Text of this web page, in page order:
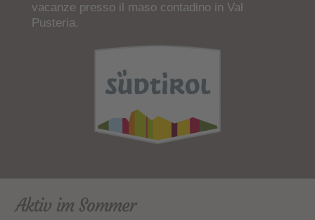
vacanze presso il maso contadino in Val
Pusteria.
Aktiv im Sommer